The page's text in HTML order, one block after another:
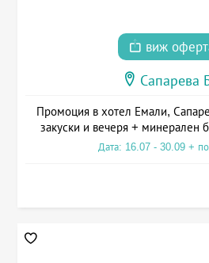
виж
Сапарева
Промоция в хотел Емали,
закуски и вечеря + минерален
Дата: 16.07 - 30.09 +